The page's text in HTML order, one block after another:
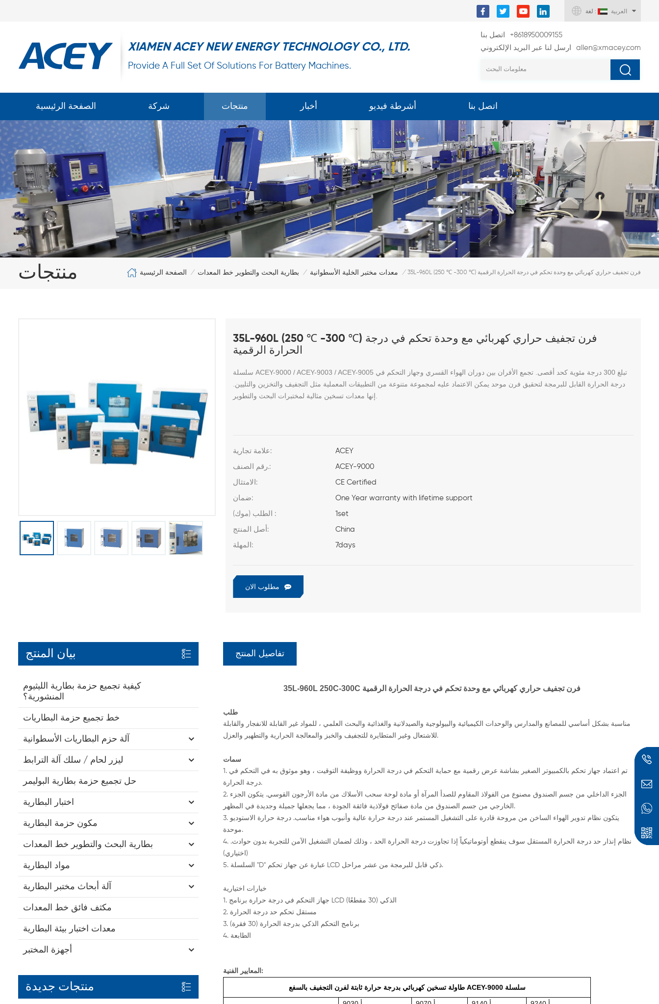
لغة : العربية
XIAMEN ACEY NEW ENERGY TECHNOLOGY CO., LTD.
Provide A Full Set Of Solutions For Battery Machines.
اتصل بنا
+8618950009155
ارسل لنا عبر البريد الإلكتروني
allen@xmacey.com
الصفحة الرئيسية شركة منتجات أخبار أشرطة فيديو اتصل بنا
منتجات الصفحة الرئيسية / بطارية البحث والتطوير خط المعدات / معدات مختبر الخلية الأسطوانية / 35L-960L (250 ℃ -300 ℃) فرن تجفيف حراري كهربائي مع وحدة تحكم في درجة الحرارة الرقمية
35L-960L (250 ℃ -300 ℃) فرن تجفيف حراري كهربائي مع وحدة تحكم في درجة
الحرارة الرقمية
سلسلة ACEY-9000 / ACEY-9003 / ACEY-9005 تبلغ 300 درجة مئوية كحد أقصى. تجمع الأفران بين دوران الهواء القسري وجهاز التحكم في
درجة الحرارة القابل للبرمجة لتحقيق فرن موحد يمكن الاعتماد عليه لمجموعة متنوعة من التطبيقات المعملية مثل التجفيف والتخزين والتليين.
علامة تجارية: ACEY
رقم الصنف.: ACEY-9000
الامتثال: CE Certified
ضمان: One Year warranty with lifetime support
الطلب (موك) : 1set
أصل المنتج: China
المهلة: 7days
مطلوب الان
بيان المنتج
كيفية تجميع حزمة بطارية الليثيوم
المنشورية؟
خط تجميع حزمة البطاريات
آلة حزم البطاريات الأسطوانية
ليزر لحام / سلك آلة الترابط
حل تجميع حزمة بطارية البوليمر
اختبار البطارية
مكون حزمة البطارية
بطارية البحث والتطوير خط المعدات
مواد البطارية
آلة أبحاث مختبر البطارية
مكثف فائق خط المعدات
معدات اختبار بيئة البطارية
أجهزة المختبر
منتجات جديدة
تفاصيل المنتج
35L-960L 250C-300C فرن تجفيف حراري كهربائي مع وحدة تحكم في درجة الحرارة الرقمية
طلب
مناسبة بشكل أساسي للمصانع والمدارس والوحدات الكيميائية والبيولوجية والصيدلانية والغذائية والبحث العلمي ، للمواد غير القابلة للانفجار والقابلة
للاشتعال وغير المتطايرة للتجفيف والخبز والمعالجة الحرارية والتطهير والعزل.
سمات
1. تم اعتماد جهاز تحكم بالكمبيوتر الصغير بشاشة عرض رقمية مع حماية التحكم في درجة الحرارة ووظيفة التوقيت ، وهو موثوق به في التحكم في
درجة الحرارة.
2. الجزء الداخلي من جسم الصندوق مصنوع من الفولاذ المقاوم للصدأ المرآة أو مادة لوحة سحب الأسلاك من مادة الأرجون القوسي. يتكون الجزء
الخارجي من جسم الصندوق من مادة صفائح فولاذية فائقة الجودة ، مما يجعلها جميلة وجديدة في المظهر.
3. يتكون نظام تدوير الهواء الساخن من مروحة قادرة على التشغيل المستمر عند درجة حرارة عالية وأنبوب هواء مناسب. درجة حرارة الاستوديو
موحدة.
4. نظام إنذار حد درجة الحرارة المستقل سوف ينقطع أوتوماتيكياً إذا تجاوزت درجة الحرارة الحد ، وذلك لضمان التشغيل الآمن للتجربة بدون حوادث.
(اختياري)
5. السلسلة "D" عبارة عن جهاز تحكم LCD ذكي قابل للبرمجة من عشر مراحل.
خيارات اختيارية
1. جهاز التحكم في درجة حرارة برنامج LCD الذكي (30 مقطعًا)
2. مستقل تحكم حد درجة الحرارة
3. برنامج التحكم الذكي بدرجة الحرارة (30 فقرة)
4. الطابعة
المعايير الفنية:
طاولة تسخين كهربائي بدرجة حرارة ثابتة لفرن التجفيف بالسفع ACEY-9000 سلسلة